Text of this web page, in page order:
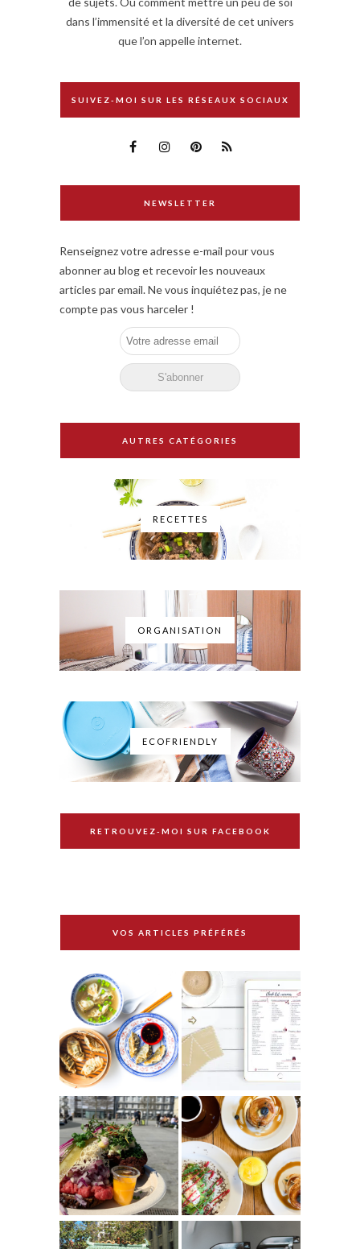
dans l’immensité et la diversité de cet univers
que l’on appelle internet.
SUIVEZ-MOI SUR LES RÉSEAUX SOCIAUX
NEWSLETTER
Renseignez votre adresse e-mail pour vous
abonner au blog et recevoir les nouveaux
articles par email. Ne vous inquiétez pas, je ne
compte pas vous harceler !
AUTRES CATÉGORIES
RECETTES
ORGANISATION
ECOFRIENDLY
RETROUVEZ-MOI SUR FACEBOOK
VOS ARTICLES PRÉFÉRÉS